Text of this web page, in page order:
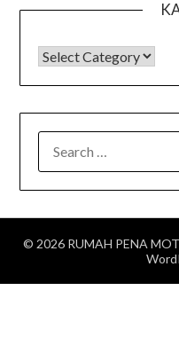
KATEGORI
FOR:
© 2026 RUMAH PENA